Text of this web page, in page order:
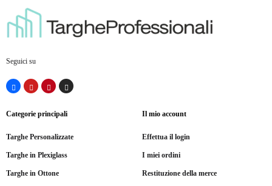
Seguici su
Categorie principali
Targhe Personalizzate
Targhe in Plexiglass
Targhe in Ottone
Il mio account
Effettua il login
I miei ordini
Restituzione della merce